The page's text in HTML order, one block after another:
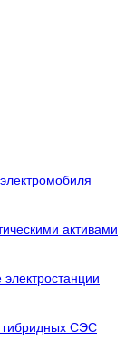
активами
СЭС